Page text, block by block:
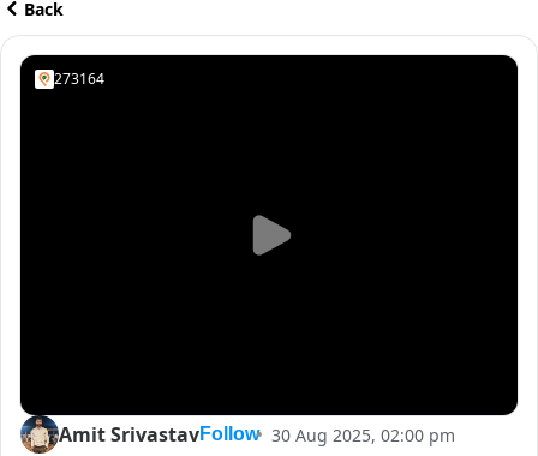
Back
273164
Amit SrivastavFollow 30 Aug 2025, 02:00 pm